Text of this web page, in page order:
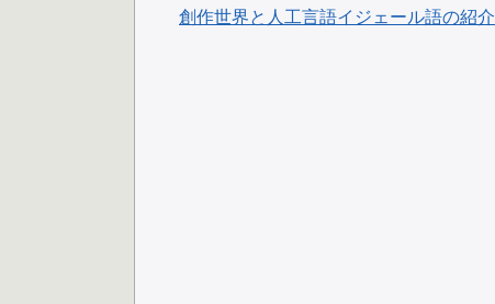
創作世界と人工言語イジェール語の紹介